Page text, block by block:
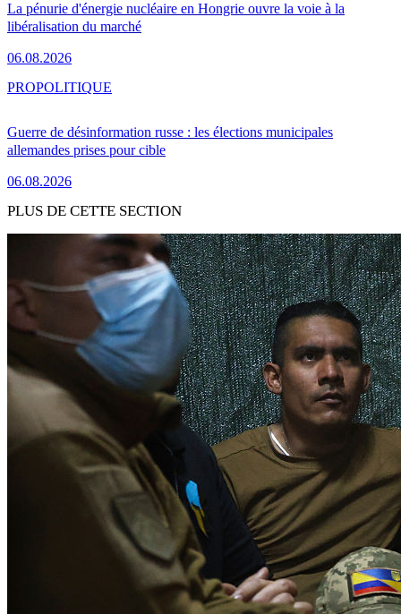
La pénurie d'énergie nucléaire en Hongrie ouvre la voie à la
libéralisation du marché
06.08.2026
Guerre de désinformation russe : les élections municipales
allemandes prises pour cible
06.08.2026
PROPOLITIQUE
PLUS DE CETTE SECTION